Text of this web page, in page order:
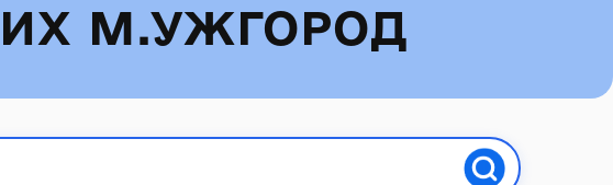
М.УЖГОРОД